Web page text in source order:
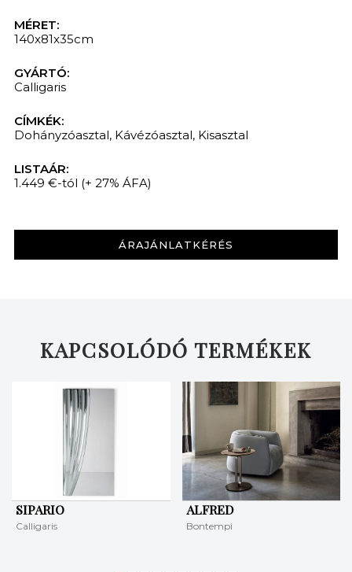
MÉRET:
140x81x35cm
GYÁRTÓ:
Calligaris
CÍMKÉK:
Dohányzóasztal, Kávézóasztal, Kisasztal
LISTAÁR:
1.449 €-tól (+ 27% ÁFA)
ÁRAJÁNLATKÉRÉS
KAPCSOLÓDÓ TERMÉKEK
SIPARIO
Calligaris
ALFRED
Bontempi